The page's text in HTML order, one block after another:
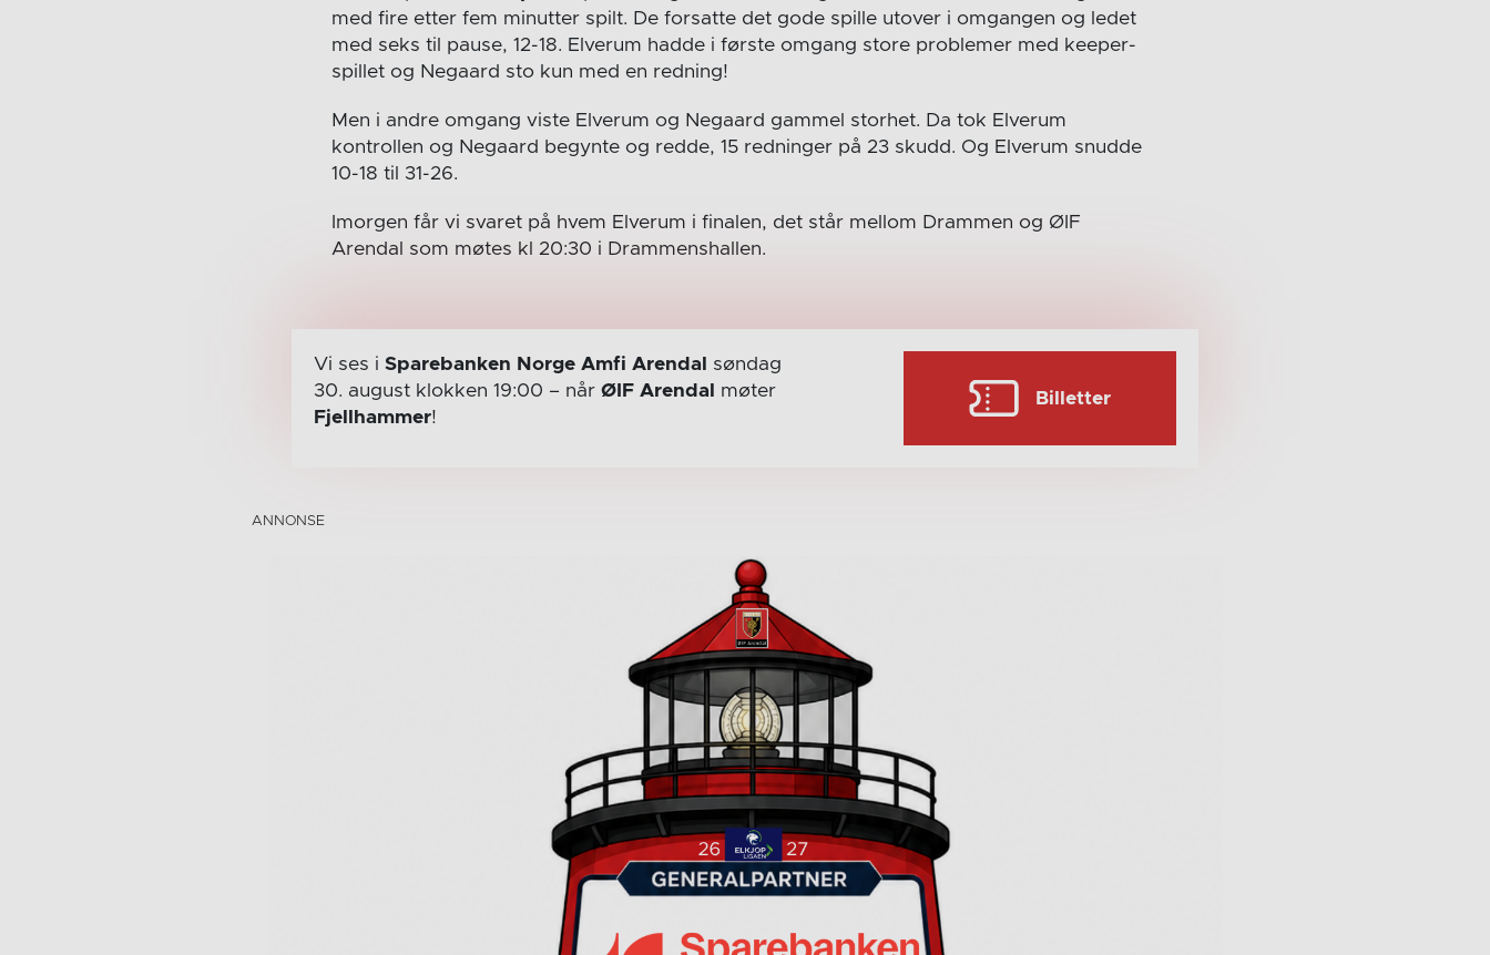
med fire etter fem minutter spilt. De forsatte det gode spille utover i omgangen og ledet
med seks til pause, 12-18. Elverum hadde i første omgang store problemer med keeper-
spillet og Negaard sto kun med en redning!
Men i andre omgang viste Elverum og Negaard gammel storhet. Da tok Elverum
kontrollen og Negaard begynte og redde, 15 redninger på 23 skudd. Og Elverum snudde
10-18 til 31-26.
Imorgen får vi svaret på hvem Elverum i finalen, det står mellom Drammen og ØIF
Arendal som møtes kl 20:30 i Drammenshallen.
Vi ses i Sparebanken Norge Amfi Arendal
søndag
30. august klokken 19:00 – når ØIF Arendal
møter
Fjellhammer!
Billetter